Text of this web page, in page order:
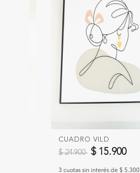
CUADRO VILD
Precio reducido de
$ 24.900 a$ 15.900
3 cuotas sin interés de $ 5.300